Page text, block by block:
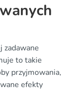
zadawane
to takie
przyjmowania,
efekty